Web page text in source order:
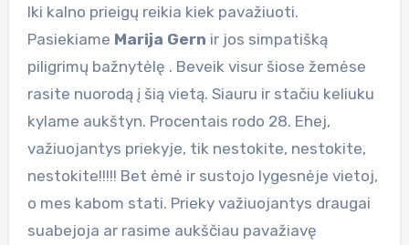
Iki kalno prieigų reikia kiek pavažiuoti.
Pasiekiame Marija Gern ir jos simpatišką
piligrimų bažnytėlę . Beveik visur šiose žemėse
rasite nuorodą į šią vietą. Siauru ir stačiu keliuku
kylame aukštyn. Procentais rodo 28. Ehej,
važiuojantys priekyje, tik nestokite, nestokite,
nestokite!!!!! Bet ėmė ir sustojo lygesnėje vietoj,
o mes kabom stati. Prieky važiuojantys draugai
suabejoja ar rasime aukščiau pavažiavę